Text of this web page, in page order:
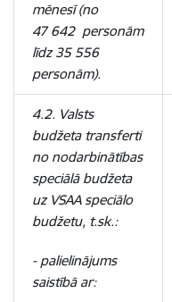
mēnesī (no
47 642 personām
līdz 35 556
personām).
4.2. Valsts
budžeta transferti
no nodarbinātības
speciālā budžeta
uz VSAA speciālo
budžetu, t.sk.:
- palielinājums
saistībā ar: